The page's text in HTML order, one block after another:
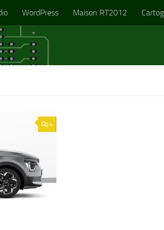
WordPress Maison RT2012
4